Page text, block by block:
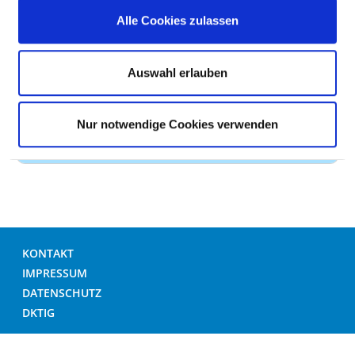
Alle Cookies zulassen
Auswahl erlauben
Nur notwendige Cookies verwenden
Stroke Unit Care (ZP29)
Stroke-Nurse
Palliative Care und Hospizarbeit
Wundmanagement (ZP16)
KONTAKT
IMPRESSUM
DATENSCHUTZ
DKTIG